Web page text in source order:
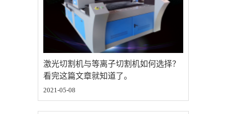
激光切割机与等离子切割机如何选择？
看完这篇文章就知道了。
2021-05-08